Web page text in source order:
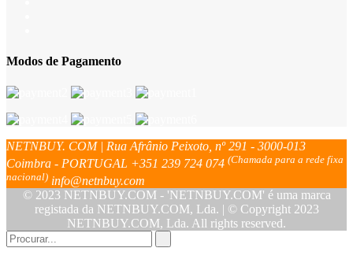
Modos de Pagamento
NETNBUY. COM | Rua Afrânio Peixoto, nº 291 - 3000-013
Coimbra - PORTUGAL +351 239 724 074 (Chamada para a rede fixa
nacional) info@netnbuy.com
© 2023 NETNBUY.COM - 'NETNBUY.COM' é uma marca
registada da NETNBUY.COM, Lda. | © Copyright 2023
NETNBUY.COM, Lda. All rights reserved.